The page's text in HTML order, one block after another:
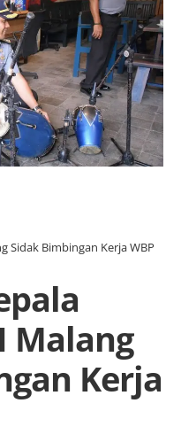
Sidak Bimbingan Kerja WBP
Malang
Kerja